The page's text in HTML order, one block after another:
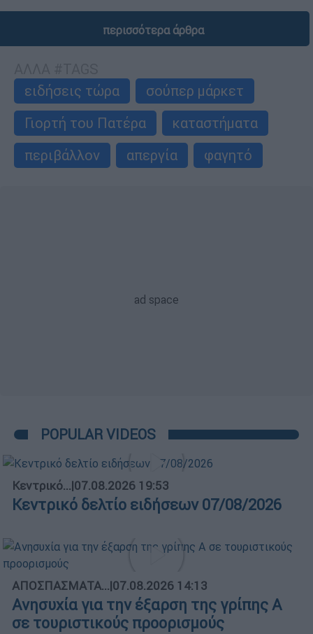
περισσότερα άρθρα
ειδήσεις τώρα
σούπερ μάρκετ
Γιορτή του Πατέρα
καταστήματα
περιβάλλον
απεργία φαγητό
POPULAR VIDEOS
Κεντρικό...|07.08.2026 19:53
Κεντρικό δελτίο ειδήσεων 07/08/2026
ΑΠΟΣΠΑΣΜΑΤΑ...|07.08.2026 14:13
Ανησυχία για την έξαρση της γρίπης Α
σε τουριστικούς προορισμούς